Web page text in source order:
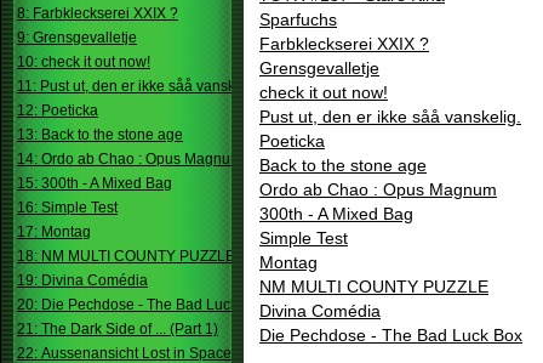
8: Farbkleckserei XXIX ?
9: Grensgevalletje
10: check it out now!
11: Pust ut, den er ikke såå vanskelig.
12: Poeticka
13: Back to the stone age
14: Ordo ab Chao : Opus Magnum
15: 300th - A Mixed Bag
16: Simple Test
17: Montag
18: NM MULTI COUNTY PUZZLE
19: Divina Comédia
20: Die Pechdose - The Bad Luck Box
21: The Dark Side of ... (Part 1)
22: Aussenansicht Lost in Space
Sparfuchs
Farbkleckserei XXIX ?
Grensgevalletje
check it out now!
Pust ut, den er ikke såå vanskelig.
Poeticka
Back to the stone age
Ordo ab Chao : Opus Magnum
300th - A Mixed Bag
Simple Test
Montag
NM MULTI COUNTY PUZZLE
Divina Comédia
Die Pechdose - The Bad Luck Box